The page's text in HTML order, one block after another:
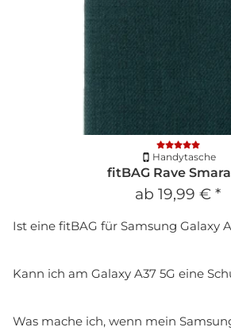
Handytasche
fitBAG Rave
ab 19,99 € *
Ist eine fitBAG für Samsung Galaxy
Kann ich am Galaxy A37 5G eine
Was mache ich, wenn mein